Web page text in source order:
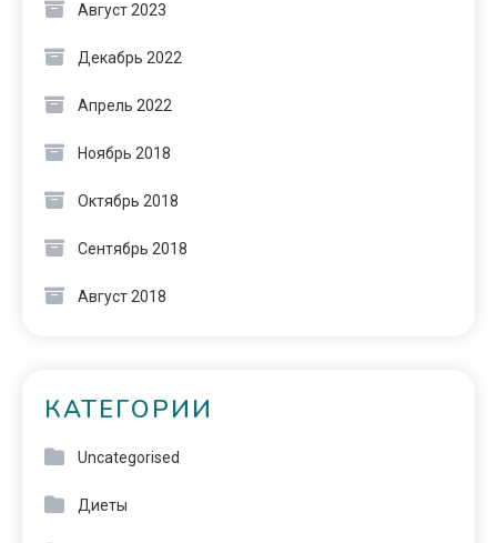
Август 2023
Декабрь 2022
Апрель 2022
Ноябрь 2018
Октябрь 2018
Сентябрь 2018
Август 2018
КАТЕГОРИИ
Uncategorised
Диеты